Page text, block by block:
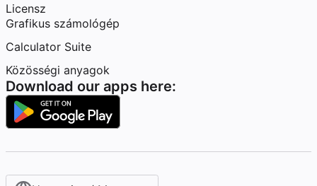
Licensz
Grafikus számológép
Calculator Suite
Közösségi anyagok
Download our apps here: